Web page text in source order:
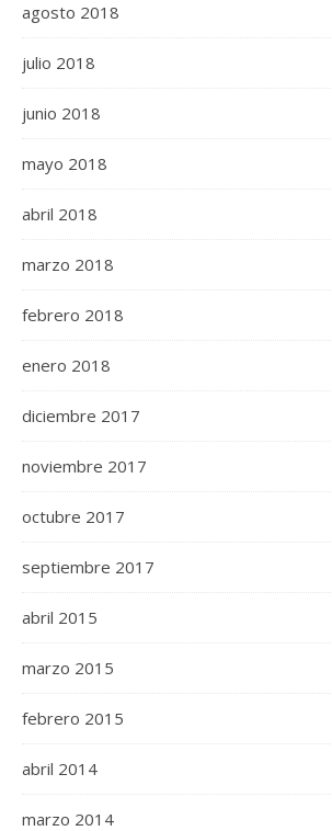
agosto 2018
julio 2018
junio 2018
mayo 2018
abril 2018
marzo 2018
febrero 2018
enero 2018
diciembre 2017
noviembre 2017
octubre 2017
septiembre 2017
abril 2015
marzo 2015
febrero 2015
abril 2014
marzo 2014